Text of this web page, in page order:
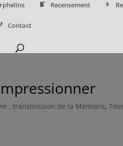
Recensement
Contact
, transmission de la Mémoire,